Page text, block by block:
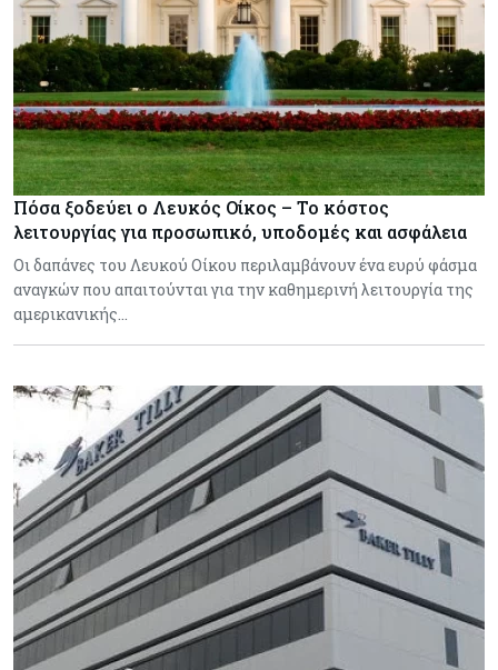
Πόσα ξοδεύει ο Λευκός Οίκος – Το κόστος
λειτουργίας για προσωπικό, υποδομές και ασφάλεια
Οι δαπάνες του Λευκού Οίκου περιλαμβάνουν ένα ευρύ φάσμα
αναγκών που απαιτούνται για την καθημερινή λειτουργία της
αμερικανικής…